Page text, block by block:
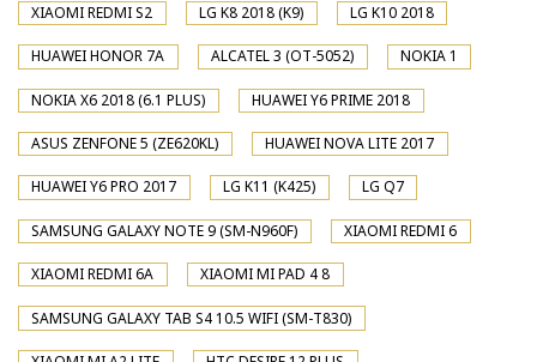
XIAOMI REDMI S2 LG K8 2018 (K9) LG K10 2018
HUAWEI HONOR 7A ALCATEL 3 (OT-5052) NOKIA 1
NOKIA X6 2018 (6.1 PLUS) HUAWEI Y6 PRIME 2018
ASUS ZENFONE 5 (ZE620KL) HUAWEI NOVA LITE 2017
HUAWEI Y6 PRO 2017 LG K11 (K425) LG Q7
SAMSUNG GALAXY NOTE 9 (SM-N960F) XIAOMI REDMI 6
XIAOMI REDMI 6A XIAOMI MI PAD 4 8
SAMSUNG GALAXY TAB S4 10.5 WIFI (SM-T830)